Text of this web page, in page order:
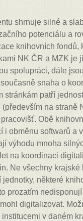
shrnuje silné a
potenciálu a
knihovních fondů,
NK ČR a MZK je
spolupráci, dále
snaha o
stránkám patří
na straně
Obě
i obměnu softwarů a
výhodu mnoha
na koordinaci
Ne všechny
některé
prozatím
digitalizovat.
v daném